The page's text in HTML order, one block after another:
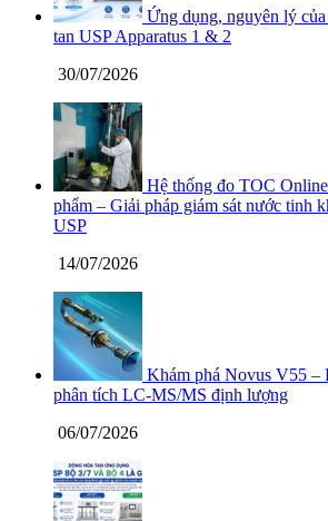
Ứng dụng, nguyên lý
tan USP Apparatus 1 & 2
30/07/2026
Hệ thống đo TOC
phẩm – Giải pháp giám sát nước tinh
USP
14/07/2026
Khám phá Novus V55 –
phân tích LC-MS/MS định lượng
06/07/2026